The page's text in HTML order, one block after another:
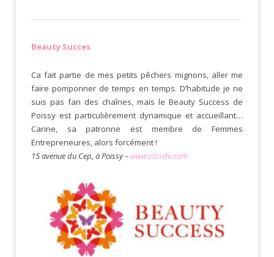
Beauty Succes
Ca fait partie de mes petits pêchers mignons, aller me
faire pomponner de temps en temps. D’habitude je ne
suis pas fan des chaînes, mais le Beauty Success de
Poissy est particulièrement dynamique et accueillant…
Carine, sa patronne est membre de Femmes
Entrepreneures, alors forcément !
15 avenue du Cep, à Poissy –www.clicrdv.com